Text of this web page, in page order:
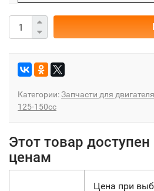
Категории:Запчасти для
125-150сс
Этот товар
ценам
Цена при